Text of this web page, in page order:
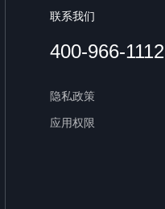
联系我们
400-966-1112
隐私政策
应用权限